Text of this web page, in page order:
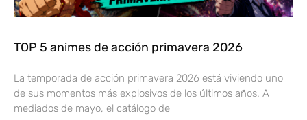
TOP 5 animes de acción primavera 2026
La temporada de acción primavera 2026 está viviendo uno
de sus momentos más explosivos de los últimos años. A
mediados de mayo, el catálogo de